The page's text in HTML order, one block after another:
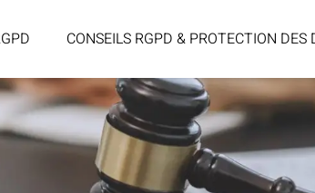
CONSEILS RGPD & PROTECTION DES